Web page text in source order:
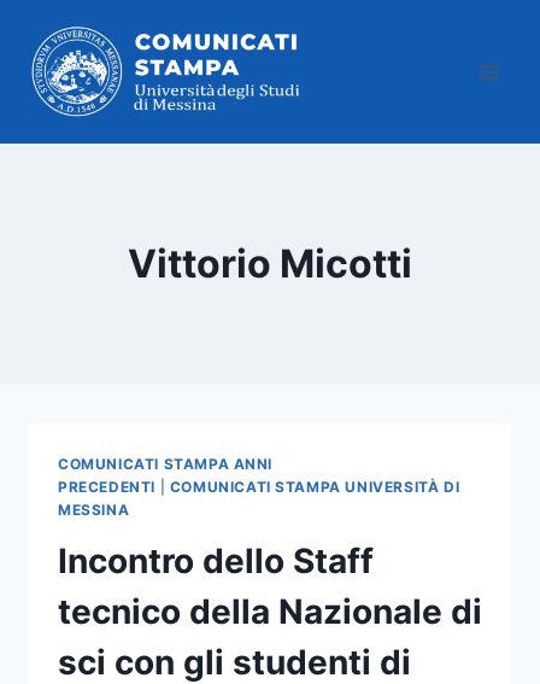
contenuto
Vittorio Micotti
COMUNICATI STAMPA ANNI
PRECEDENTI
COMUNICATI STAMPA UNIVERSITÀ DI
MESSINA
Incontro dello Staff
tecnico della Nazionale di
sci con gli studenti di